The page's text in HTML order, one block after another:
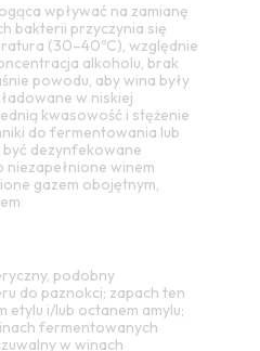
wpływać na zamianę
bakterii przyczynia się
(30–40ºC), względnie
alkoholu, brak
powodu, aby wina były
w niskiej
kwasowość i stężenie
do fermentowania lub
dezynfekowane
winem
gazem obojętnym,
podobny
do paznokci; zapach ten
etylu i/lub octanem amylu;
fermentowanych
w winach